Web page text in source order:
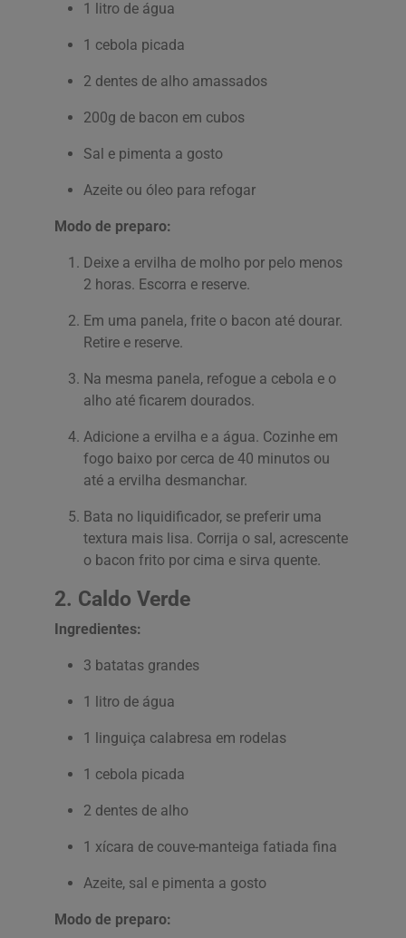
1 litro de água
1 cebola picada
2 dentes de alho amassados
200g de bacon em cubos
Sal e pimenta a gosto
Azeite ou óleo para refogar
Modo de preparo:
Deixe a ervilha de molho por pelo menos
2 horas. Escorra e reserve.
Em uma panela, frite o bacon até dourar.
Retire e reserve.
Na mesma panela, refogue a cebola e o
alho até ficarem dourados.
Adicione a ervilha e a água. Cozinhe em
fogo baixo por cerca de 40 minutos ou
até a ervilha desmanchar.
Bata no liquidificador, se preferir uma
textura mais lisa. Corrija o sal, acrescente
o bacon frito por cima e sirva quente.
2. Caldo Verde
Ingredientes:
3 batatas grandes
1 litro de água
1 linguiça calabresa em rodelas
1 cebola picada
2 dentes de alho
1 xícara de couve-manteiga fatiada fina
Azeite, sal e pimenta a gosto
Modo de preparo: